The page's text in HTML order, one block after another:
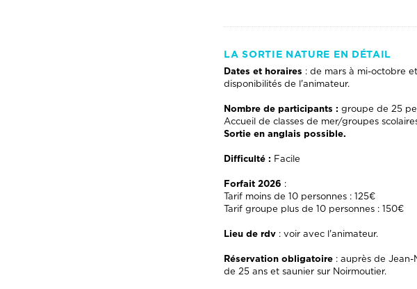
LA SORTIE NATURE EN DÉTAIL
Dates et horaires : de mars à mi-octobre
disponibilités de l'animateur.
Nombre de participants : groupe de 25
Accueil de classes de mer/groupes
Sortie en anglais possible.
Difficulté : Facile
Forfait 2026 :
Tarif moins de 10 personnes : 125€
Tarif groupe plus de 10 personnes : 150€
Lieu de rdv : voir avec l'animateur.
Réservation obligatoire : auprès de Jean-
de 25 ans et saunier sur Noirmoutier.